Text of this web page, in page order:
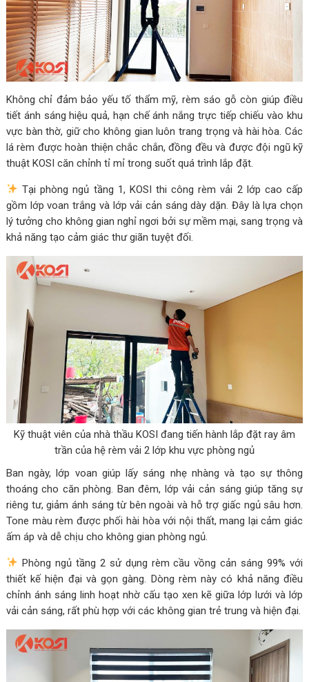
Không chỉ đảm bảo yếu tố thẩm mỹ, rèm sáo gỗ còn giúp điều
tiết ánh sáng hiệu quả, hạn chế ánh nắng trực tiếp chiếu vào khu
vực bàn thờ, giữ cho không gian luôn trang trọng và hài hòa. Các
lá rèm được hoàn thiện chắc chắn, đồng đều và được đội ngũ kỹ
thuật KOSI căn chỉnh tỉ mỉ trong suốt quá trình lắp đặt.
Tại phòng ngủ tầng 1, KOSI thi công rèm vải 2 lớp cao cấp
gồm lớp voan trắng và lớp vải cản sáng dày dặn. Đây là lựa chọn
lý tưởng cho không gian nghỉ ngơi bởi sự mềm mại, sang trọng và
khả năng tạo cảm giác thư giãn tuyệt đối.
Kỹ thuật viên của nhà thầu KOSI đang tiến hành lắp đặt ray âm
trần của hệ rèm vải 2 lớp khu vực phòng ngủ
Ban ngày, lớp voan giúp lấy sáng nhẹ nhàng và tạo sự thông
thoáng cho căn phòng. Ban đêm, lớp vải cản sáng giúp tăng sự
riêng tư, giảm ánh sáng từ bên ngoài và hỗ trợ giấc ngủ sâu hơn.
Tone màu rèm được phối hài hòa với nội thất, mang lại cảm giác
ấm áp và dễ chịu cho không gian phòng ngủ.
Phòng ngủ tầng 2 sử dụng rèm cầu vồng cản sáng 99% với
thiết kế hiện đại và gọn gàng. Dòng rèm này có khả năng điều
chỉnh ánh sáng linh hoạt nhờ cấu tạo xen kẽ giữa lớp lưới và lớp
vải cản sáng, rất phù hợp với các không gian trẻ trung và hiện đại.